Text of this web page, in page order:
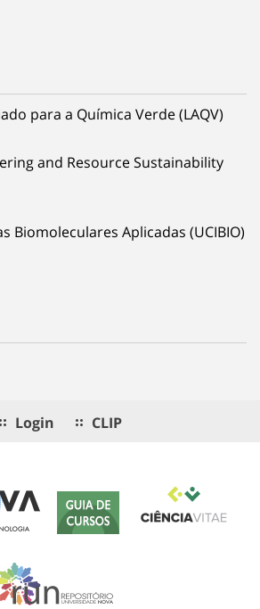
para a Química Verde (LAQV)
and Resource Sustainability
Biomoleculares Aplicadas (UCIBIO)
Login CLIP